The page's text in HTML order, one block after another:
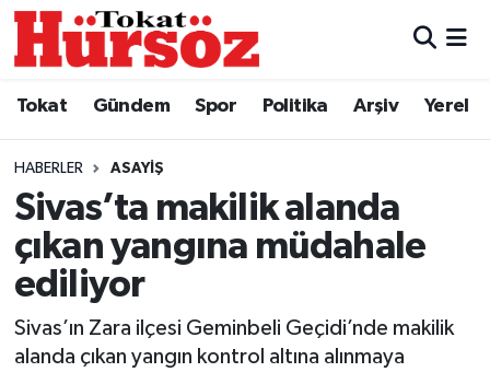
Tokat Gündem Spor Politika Arşiv Yerel
HABERLER ASAYIŞ
Sivas’ta makilik alanda
çıkan yangına müdahale
ediliyor
Sivas’ın Zara ilçesi Geminbeli Geçidi’nde makilik
alanda çıkan yangın kontrol altına alınmaya
Türkiye Gündemi
Gündem
Asayiş
Spor
Politika
Hava Durumu
Tokat Namaz Vakitleri
Trafik Durumu
Süper Lig Puan Durumu ve Fikstür
Tüm Manşetler